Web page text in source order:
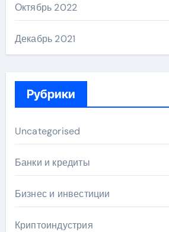
Октябрь 2022
Декабрь 2021
Рубрики
Uncategorised
Банки и кредиты
Бизнес и инвестиции
Криптоиндустрия